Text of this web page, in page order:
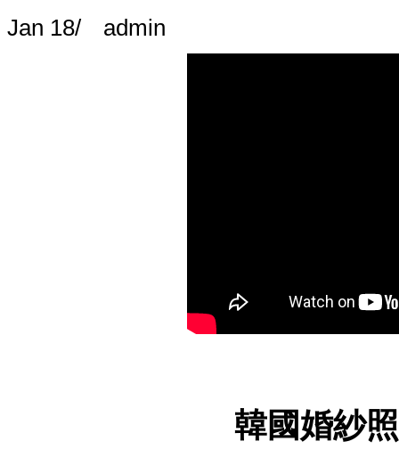
Jan 18/ admin
韓國婚紗